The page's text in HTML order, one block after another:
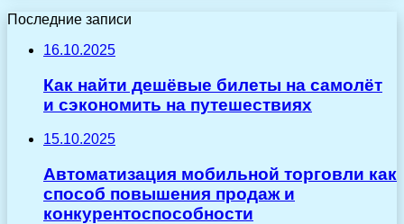
Последние записи
16.10.2025
Как найти дешёвые билеты на самолёт
и сэкономить на путешествиях
15.10.2025
Автоматизация мобильной торговли как
способ повышения продаж и
конкурентоспособности